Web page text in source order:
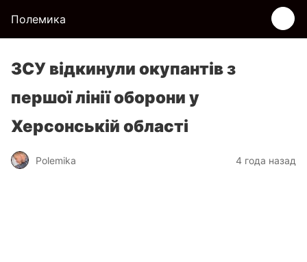
Полемика
ЗСУ відкинули окупантів з
першої лінії оборони у
Херсонській області
Polemika 4 года назад